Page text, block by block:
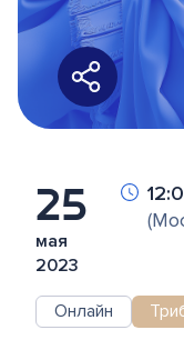
25
мая
2023
Онлайн